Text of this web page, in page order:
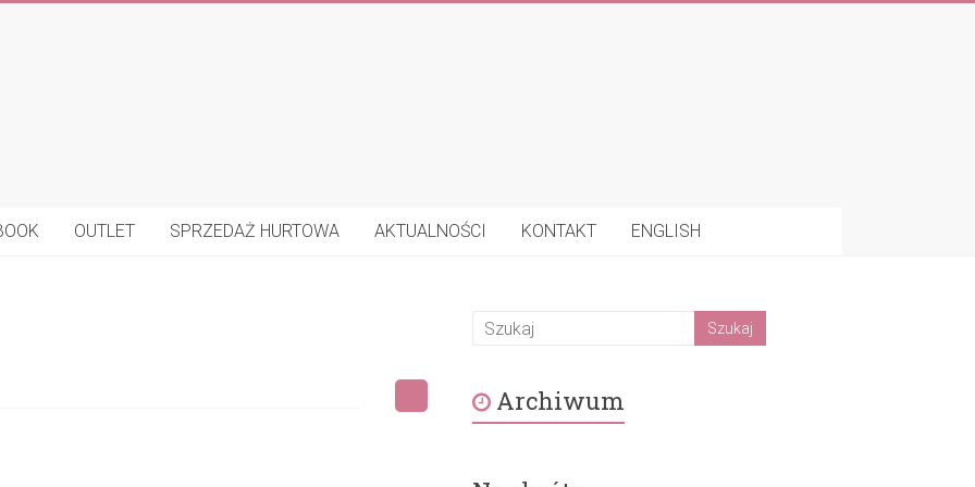
OUTLET SPRZEDAŻ HURTOWA AKTUALNOŚCI KONTAKT ENGLISH
Archiwum